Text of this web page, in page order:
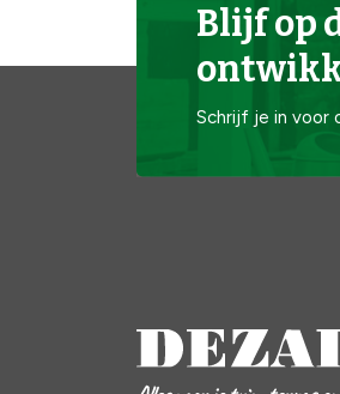
Blijf op
Schrijf je in voor